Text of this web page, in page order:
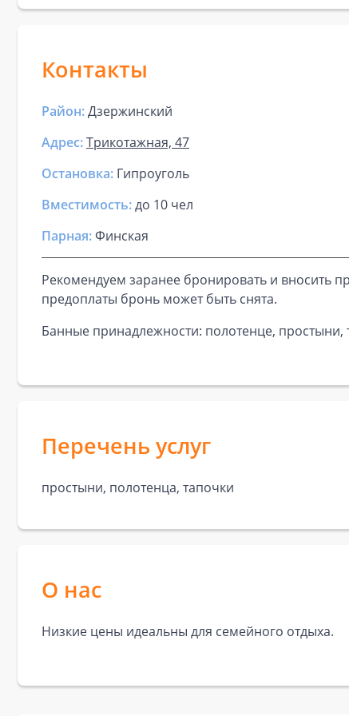
Контакты
Район:Дзержинский
Адрес:Трикотажная, 47
Остановка: Гипроуголь
Вместимость:до 10 чел
Парная:Финская
Рекомендуем заранее бронировать и вносить
предоплаты бронь может быть снята.
Банные принадлежности: полотенце, простыни,
Перечень услуг
простыни, полотенца, тапочки
О нас
Низкие цены идеальны для семейного отдыха.